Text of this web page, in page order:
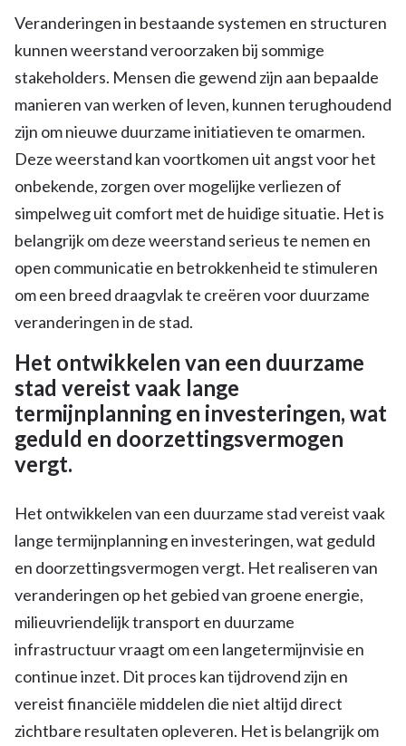
Veranderingen in bestaande systemen en structuren
kunnen weerstand veroorzaken bij sommige
stakeholders. Mensen die gewend zijn aan bepaalde
manieren van werken of leven, kunnen terughoudend
zijn om nieuwe duurzame initiatieven te omarmen.
Deze weerstand kan voortkomen uit angst voor het
onbekende, zorgen over mogelijke verliezen of
simpelweg uit comfort met de huidige situatie. Het is
belangrijk om deze weerstand serieus te nemen en
open communicatie en betrokkenheid te stimuleren
om een breed draagvlak te creëren voor duurzame
veranderingen in de stad.
Het ontwikkelen van een duurzame
stad vereist vaak lange
termijnplanning en investeringen, wat
geduld en doorzettingsvermogen
vergt.
Het ontwikkelen van een duurzame stad vereist vaak
lange termijnplanning en investeringen, wat geduld
en doorzettingsvermogen vergt. Het realiseren van
veranderingen op het gebied van groene energie,
milieuvriendelijk transport en duurzame
infrastructuur vraagt om een langetermijnvisie en
continue inzet. Dit proces kan tijdrovend zijn en
vereist financiële middelen die niet altijd direct
zichtbare resultaten opleveren. Het is belangrijk om